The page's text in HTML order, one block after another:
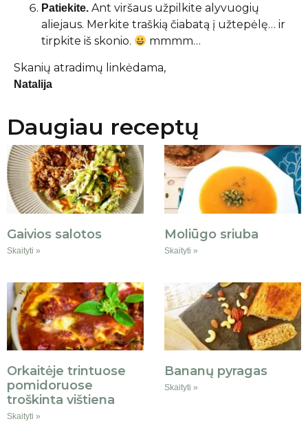
Patiekite. Ant viršaus užpilkite alyvuogių
aliejaus. Merkite traškią čiabatą į užtepėlę… ir
tirpkite iš skonio.
mmmm…
Skanių atradimų linkėdama,
Natalija
Daugiau receptų
Gaivios salotos
Skaityti »
Moliūgo sriuba
Skaityti »
Orkaitėje trintuose
pomidoruose
troškinta vištiena
Skaityti »
Bananų pyragas
Skaityti »